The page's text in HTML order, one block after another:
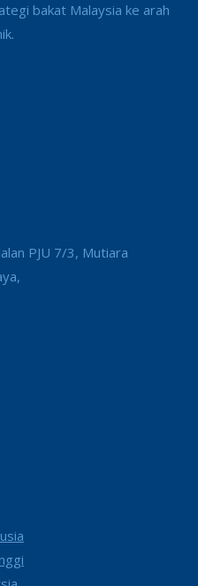
bakat Malaysia ke arah
PJU 7/3, Mutiara